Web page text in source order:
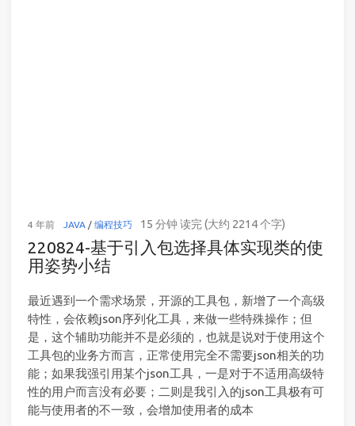
4 年前 JAVA / 编程技巧 15 分钟 读完 (大约 2214 个字)
220824-基于引入包选择具体实现类的使
用姿势小结
最近遇到一个需求场景，开源的工具包，新增了一个高级
特性，会依赖json序列化工具，来做一些特殊操作；但
是，这个辅助功能并不是必须的，也就是说对于使用这个
工具包的业务方而言，正常使用完全不需要json相关的功
能；如果我强引用某个json工具，一是对于不适用高级特
性的用户而言没有必要；二则是我引入的json工具极有可
能与使用者的不一致，会增加使用者的成本